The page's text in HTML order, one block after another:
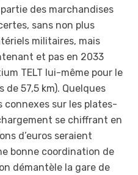
des marchandises
sans non plus
militaires, mais
et pas en 2033
TELT lui-même pour le
57,5 km). Quelques
sur les plates-
se chiffrant en
d’euros seraient
bonne coordination de
démantèle la gare de